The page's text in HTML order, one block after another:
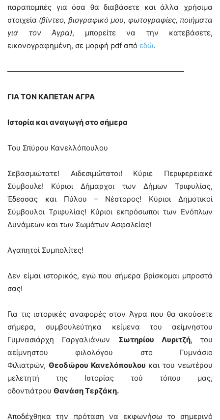
παραπομπές για όσα θα διαβάσετε και άλλα χρήσιμα
στοιχεία (βίντεο, βιογραφικό μου, φωτογραφίες, ποιήματα
για τον Άγρα), μπορείτε να την κατεβάσετε,
εικονογραφημένη, σε μορφή pdf από εδώ.
————————————————————————
ΓΙΑ ΤΟΝ ΚΑΠΕΤΑΝ ΑΓΡΑ
Ιστορία και αναγωγή στο σήμερα
Του Σπύρου Κανελλόπουλου
Σεβασμιώτατε! Αιδεσιμώτατοι! Κύριε Περιφερειακέ
Σύμβουλε! Κύριοι Δήμαρχοι των Δήμων Τριφυλίας,
Έδεσσας και Πύλου – Νέστορος! Κύριοι Δημοτικοί
Σύμβουλοι Τριφυλίας! Κύριοι εκπρόσωποι των Ενόπλων
Δυνάμεων και των Σωμάτων Ασφαλείας!
Αγαπητοί Συμπολίτες!
Δεν είμαι ιστορικός, εγώ που σήμερα βρίσκομαι μπροστά
σας!
Για τις ιστορικές αναφορές στον Άγρα που θα ακούσετε
σήμερα, συμβουλεύτηκα κείμενα του αείμνηστου
Γυμνασιάρχη Γαργαλιάνων Σωτηρίου Λυριτζή, του
αείμνηστου φιλολόγου στο Γυμνάσιο
Φιλιατρών, Θεοδώρου Κανελόπουλου και του νεωτέρου
μελετητή της Ιστορίας τού τόπου μας,
οδοντιάτρου Θανάση Τερζάκη.
Αποδέχθηκα την πρόταση να εκφωνήσω το σημερινό